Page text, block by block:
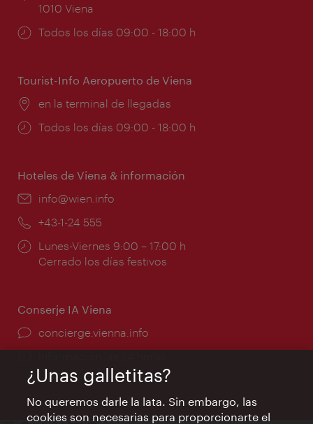
1010 Viena
Horarios
Todos los días 09:00 - 18:00 h
Tourist-Info Aeropuerto de Viena
Lugar:
en la terminal de llegadas
Horarios
Todos los días 09:00 - 18:00 h
Hoteles de Viena & información
e-
info@wien.info
Teléfono:
+43-1-24 555
Horarios
de
Lunes-Viernes 9:00 – 17:00 h
Cerrado los días festivos
Conserje IA Viena
concierge.vienna.info
¿Unas galletitas?
No queremos darle la lata. Sin embargo, las
cookies son necesarias para proporcionarte el